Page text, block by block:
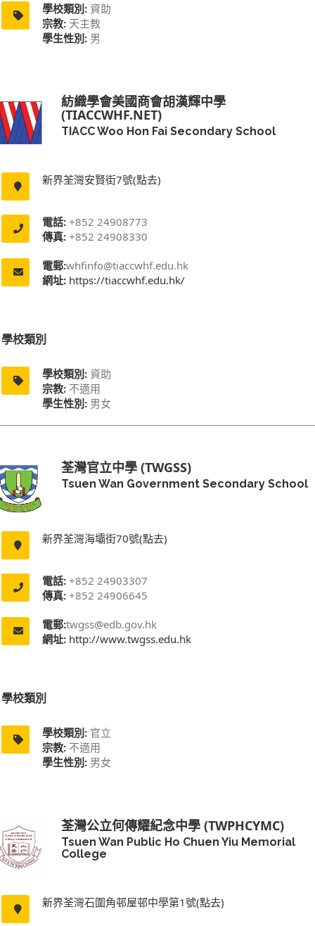
學校類別: 資助
宗教: 天主教
學生性別: 男
紡織學會美國商會胡漢輝中學
(TIACCWHF.NET)
TIACC Woo Hon Fai Secondary School
新界荃灣安賢街7號(點去)
電話: +852 24908773
傳真: +852 24908330
電郵:whfinfo@tiaccwhf.edu.hk
網址: https://tiaccwhf.edu.hk/
學校類別
學校類別: 資助
宗教: 不適用
學生性別: 男女
荃灣官立中學 (TWGSS)
Tsuen Wan Government Secondary School
新界荃灣海壩街70號(點去)
電話: +852 24903307
傳真: +852 24906645
電郵:twgss@edb.gov.hk
網址: http://www.twgss.edu.hk
學校類別
學校類別: 官立
宗教: 不適用
學生性別: 男女
荃灣公立何傳耀紀念中學 (TWPHCYMC)
Tsuen Wan Public Ho Chuen Yiu Memorial
College
新界荃灣石圍角邨屋邨中學第1號(點去)